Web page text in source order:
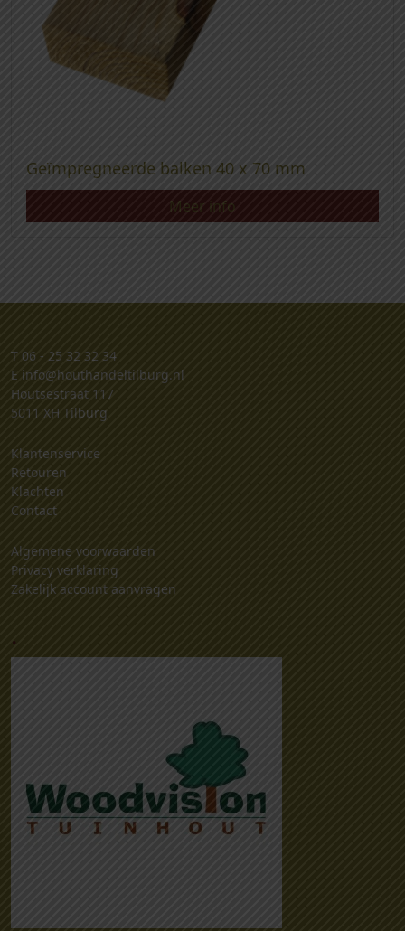
Geïmpregneerde balken 40 x 70 mm
Meer info
T 06 - 25 32 32 34
E info@houthandeltilburg.nl
Houtsestraat 117
5011 XH Tilburg
Klantenservice
Retouren
Klachten
Contact
Algemene voorwaarden
Privacy verklaring
Zakelijk account aanvragen
.